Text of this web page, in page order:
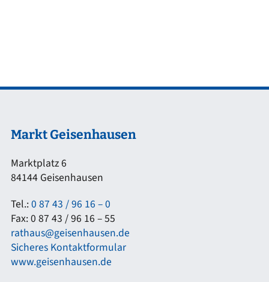
Markt Geisenhausen
Marktplatz 6
84144 Geisenhausen
Tel.:0 87 43 / 96 16 – 0
Fax: 0 87 43 / 96 16 – 55
rathaus@geisenhausen.de
Sicheres Kontaktformular
www.geisenhausen.de